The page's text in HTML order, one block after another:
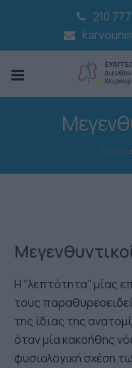
210
Αρχική »
Η ‘‘λεπτότητα’’
τους
της ίδιας της
όταν μία κακοήθης
φυσιολογική σχέση